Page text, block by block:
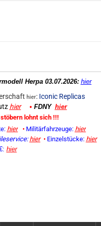
Herpa 03.07.2026: hier
hier: Iconic Replicas
hier • FDNY hier
lohnt sich !!!
hier • Militärfahrzeuge: hier
hier • Einzelstücke: hier
hier